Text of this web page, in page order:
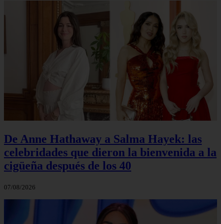
De Anne Hathaway a Salma Hayek: las
celebridades que dieron la bienvenida a la
cigüeña después de los 40
07/08/2026